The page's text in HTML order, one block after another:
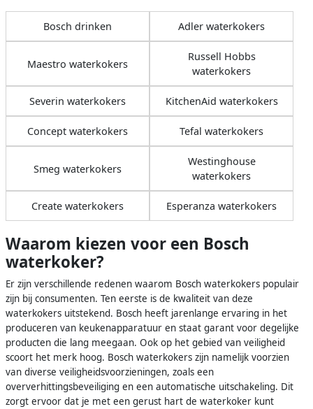
Bosch drinken Adler waterkokers
Maestro waterkokers
Russell Hobbs
waterkokers
Severin waterkokers KitchenAid waterkokers
Concept waterkokers Tefal waterkokers
Smeg waterkokers
Westinghouse
waterkokers
Create waterkokers Esperanza waterkokers
Waarom kiezen voor een Bosch
waterkoker?
Er zijn verschillende redenen waarom Bosch waterkokers populair
zijn bij consumenten. Ten eerste is de kwaliteit van deze
waterkokers uitstekend. Bosch heeft jarenlange ervaring in het
produceren van keukenapparatuur en staat garant voor degelijke
producten die lang meegaan. Ook op het gebied van veiligheid
scoort het merk hoog. Bosch waterkokers zijn namelijk voorzien
van diverse veiligheidsvoorzieningen, zoals een
oververhittingsbeveiliging en een automatische uitschakeling. Dit
zorgt ervoor dat je met een gerust hart de waterkoker kunt